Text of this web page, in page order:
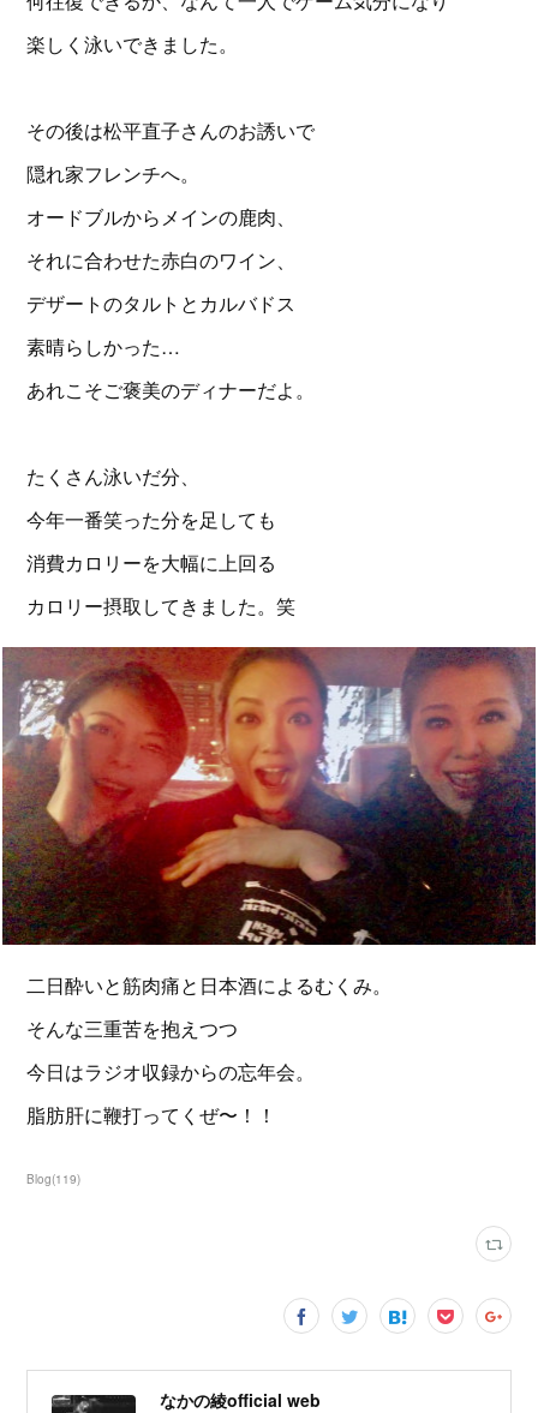
楽しく泳いできました。
その後は松平直子さんのお誘いで
隠れ家フレンチへ。
オードブルからメインの鹿肉、
それに合わせた赤白のワイン、
デザートのタルトとカルバドス
素晴らしかった…
あれこそご褒美のディナーだよ。
たくさん泳いだ分、
今年一番笑った分を足しても
消費カロリーを大幅に上回る
カロリー摂取してきました。笑
二日酔いと筋肉痛と日本酒によるむくみ。
そんな三重苦を抱えつつ
今日はラジオ収録からの忘年会。
脂肪肝に鞭打ってくぜ〜！！
Blog(119)
なかの綾official web